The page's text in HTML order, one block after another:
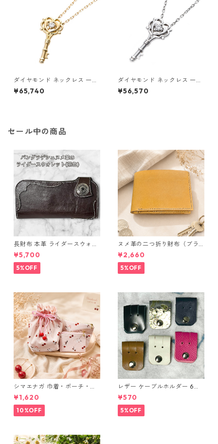
ダイヤモンド ネックレス 一粒
K18 イエローゴールド 鍵 キー
モチーフ ペンダント 鑑別カー
¥65,740
ダイヤモンド ネックレス 一粒
0.014ct プラチナ Pt900 鍵
キーモチーフ ペンダント 鑑別
¥56,570
セール中の商品
長財布 本革 ライダースウォレ
ット 国産 ヌメ革 ブラウン バ
ングラデシュ l175 レザー 革財
布 ハンドメイド 経年変化
¥5,700
5%OFF
ヌメ革の二つ折り財布（ブラ
ウン系）
¥2,660
5%OFF
シマエナガ 巾着・ポーチ・ミ
ニポーチ(カード収納にも) ３
点セット さくらんぼ柄×淡いピ
ンク
¥1,620
10%OFF
レザー ケーブルホルダー 6個
セット
¥570
5%OFF